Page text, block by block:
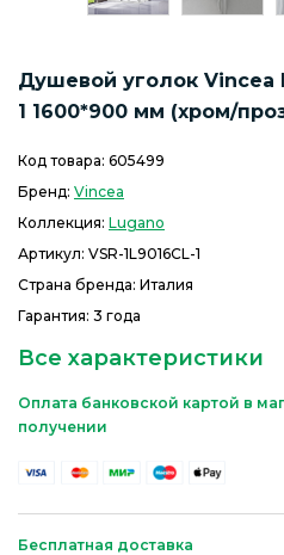
Душевой уголок Vincea
1 1600*900 мм (хром/
Код товара: 605499
Бренд: Vincea
Коллекция: Lugano
Артикул: VSR-1L9016CL-1
Страна бренда: Италия
Гарантия: 3 года
Все характеристики
Оплата банковской картой в
получении
Бесплатная доставка